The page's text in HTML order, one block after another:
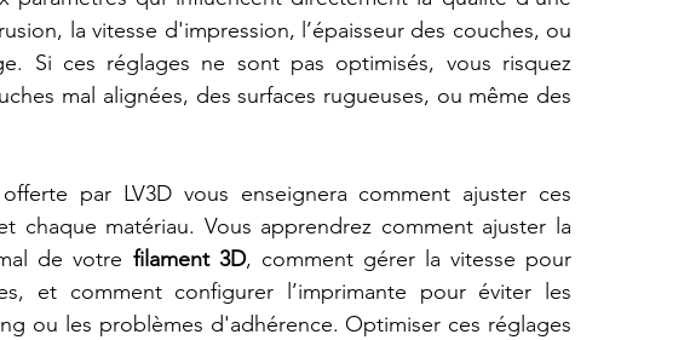
la vitesse d'impression, l’épaisseur des couches, ou
Si ces réglages ne sont pas optimisés, vous risquez
mal alignées, des surfaces rugueuses, ou même des
par LV3D vous enseignera comment ajuster ces
chaque matériau. Vous apprendrez comment ajuster la
de votre filament 3D, comment gérer la vitesse pour
et comment configurer l’imprimante pour éviter les
ou les problèmes d'adhérence. Optimiser ces réglages